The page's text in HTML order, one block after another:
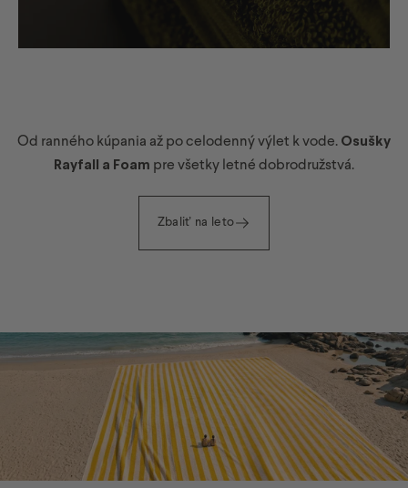
Od ranného kúpania až po celodenný výlet k vode. Osušky
Rayfall a Foam pre všetky letné dobrodružstvá.
Zbaliť na leto